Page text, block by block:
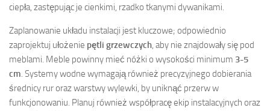
ciepła, zastępując je cienkimi, rzadko tkanymi dywanikami.
Zaplanowanie układu instalacji jest kluczowe; odpowiednio
zaprojektuj ułożenie pętli grzewczych, aby nie znajdowały się pod
meblami. Meble powinny mieć nóżki o wysokości minimum 3-5
cm. Systemy wodne wymagają również precyzyjnego dobierania
średnicy rur oraz warstwy wylewki, by uniknąć przerw w
funkcjonowaniu. Planuj również współpracę ekip instalacyjnych oraz